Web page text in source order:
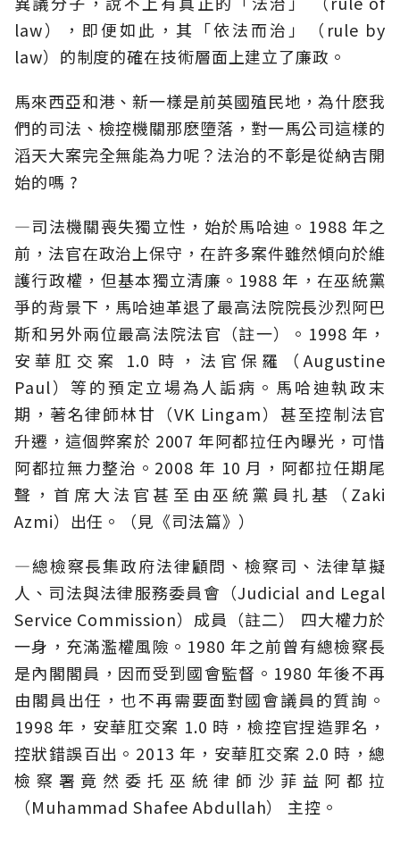
law），即便如此，其「依法而治」（rule by
law）的制度的確在技術層面上建立了廉政。
馬來西亞和港、新一樣是前英國殖民地，為什麽我
們的司法、檢控機關那麽墮落，對一馬公司這樣的
滔天大案完全無能為力呢？法治的不彰是從納吉開
始的嗎 ?
—司法機關喪失獨立性，始於馬哈迪。1988 年之
前，法官在政治上保守，在許多案件雖然傾向於維
護行政權，但基本獨立清廉。1988 年，在巫統黨
爭的背景下，馬哈迪革退了最高法院院長沙烈阿巴
斯和另外兩位最高法院法官（註一）。1998 年，
安華肛交案 1.0 時，法官保羅（Augustine
Paul）等的預定立場為人詬病。馬哈迪執政末
期，著名律師林甘（VK Lingam）甚至控制法官
升遷，這個弊案於 2007 年阿都拉任內曝光，可惜
阿都拉無力整治。2008 年 10 月，阿都拉任期尾
聲，首席大法官甚至由巫統黨員扎基（Zaki
Azmi）出任。（見《司法篇》）
—總檢察長集政府法律顧問、檢察司、法律草擬
人、司法與法律服務委員會（Judicial and Legal
Service Commission）成員（註二） 四大權力於
一身，充滿濫權風險。1980 年之前曾有總檢察長
是內閣閣員，因而受到國會監督。1980 年後不再
由閣員出任，也不再需要面對國會議員的質詢。
1998 年，安華肛交案 1.0 時，檢控官捏造罪名，
控狀錯誤百出。2013 年，安華肛交案 2.0 時，總
檢察署竟然委托巫統律師沙菲益阿都拉
（Muhammad Shafee Abdullah） 主控。